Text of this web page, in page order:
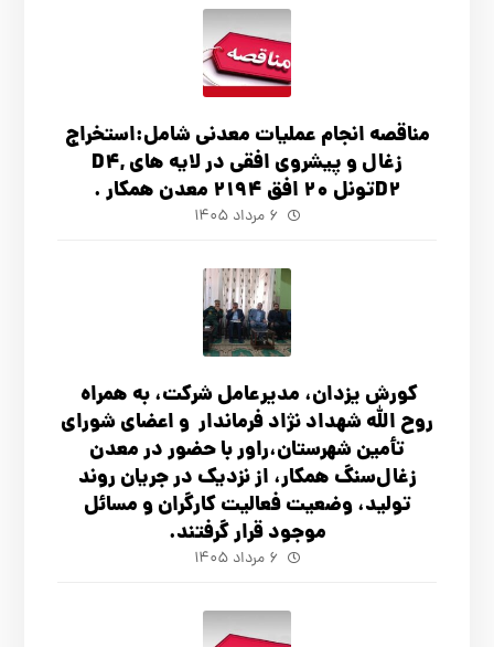
مناقصه انجام عملیات معدنی شامل:استخراج
زغال و پیشروی افقی در لایه های D4,
D2تونل 20 افق 2194 معدن همکار .
۶ مرداد ۱۴۰۵
کورش یزدان، مدیرعامل شرکت، به همراه
روح الله شهداد نژاد فرماندار و اعضای شورای
تأ‌مین شهرستان،راور با حضور در معدن
زغال‌سنگ همکار، از نزدیک در جریان روند
تولید، وضعیت فعالیت کارگران و مسائل
موجود قرار گرفتند.
۶ مرداد ۱۴۰۵